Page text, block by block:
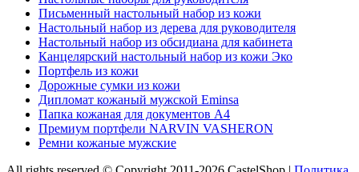
Письменный настольный набор из кожи
Настольный набор из дерева для руководителя
Настольный набор из обсидиана для кабинета
Канцелярский настольный набор из кожи Эко
Портфель из кожи
Дорожные сумки из кожи
Дипломат кожаный мужской Eminsa
Папка кожаная для документов А4
Премиум портфели NARVIN VASHERON
Ремни кожаные мужские